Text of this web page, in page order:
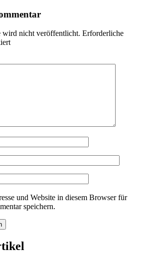
wird nicht veröffentlicht. Erforderliche
und Website in diesem Browser für
speichern.